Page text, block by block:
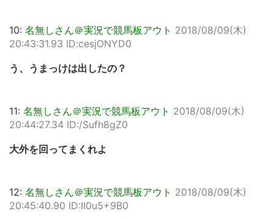
10: 名無しさん＠実況で競馬板アウト 2018/08/09(木)
20:43:31.93 ID:cesjONYD0
う、うまっけは出したの？
11: 名無しさん＠実況で競馬板アウト 2018/08/09(木)
20:44:27.34 ID:/Sufh8gZ0
大外を回ってまくれよ
12: 名無しさん＠実況で競馬板アウト 2018/08/09(木)
20:45:40.90 ID:II0u5+9B0